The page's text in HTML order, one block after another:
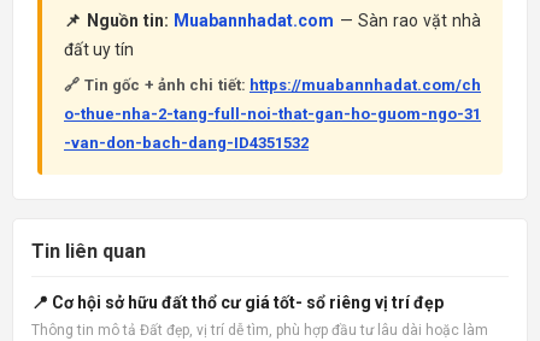
📌 Nguồn tin: Muabannhadat.com — Sàn rao vặt nhà
đất uy tín
🔗 Tin gốc + ảnh chi tiết: https://muabannhadat.com/ch
o-thue-nha-2-tang-full-noi-that-gan-ho-guom-ngo-31
-van-don-bach-dang-ID4351532
Tin liên quan
📍 Cơ hội sở hữu đất thổ cư giá tốt- sổ riêng vị trí đẹp
Thông tin mô tả Đất đẹp, vị trí dễ tìm, phù hợp đầu tư lâu dài hoặc làm